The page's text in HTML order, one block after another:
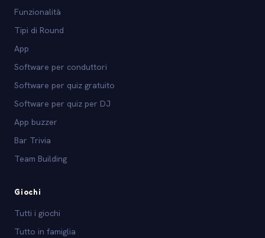
Funzionalità
Tipi di Round
App
Software per conduttori
Software per quiz gratuito
Software per quiz per DJ
App buzzer
Bar Trivia
Team Building
Giochi
Tutti i giochi
Tutto in famiglia